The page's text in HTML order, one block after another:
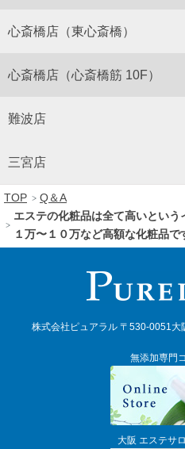
心斎橋店 （東心斎橋）
心斎橋店 （心斎橋筋 10F）
難波店
三宮店
TOP
Q＆A
エステの化粧品は全て高いとい
１万〜１０万など高額な化粧品で
株式会社ピュアラル 〒530-0051
無添加専門
大阪 エステサ